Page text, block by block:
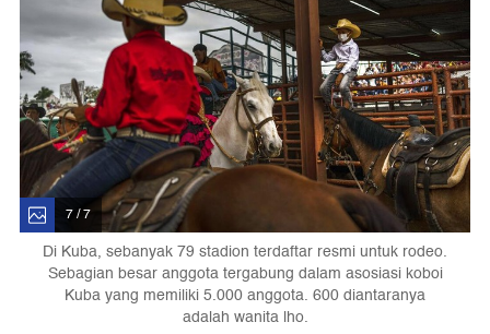
7 / 7
Di Kuba, sebanyak 79 stadion terdaftar resmi untuk rodeo.
Sebagian besar anggota tergabung dalam asosiasi koboi
Kuba yang memiliki 5.000 anggota. 600 diantaranya
adalah wanita lho.